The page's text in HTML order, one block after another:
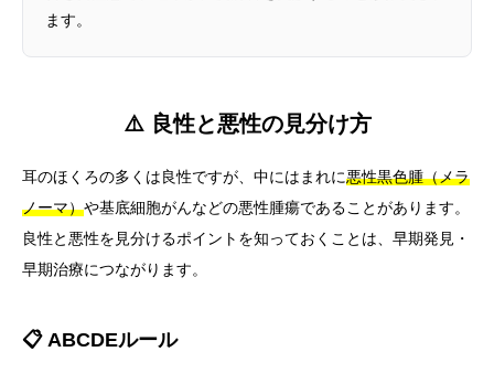
ます。
⚠️ 良性と悪性の見分け方
耳のほくろの多くは良性ですが、中にはまれに悪性黒色腫（メラ
ノーマ）や基底細胞がんなどの悪性腫瘍であることがあります。
良性と悪性を見分けるポイントを知っておくことは、早期発見・
早期治療につながります。
📋 ABCDEルール